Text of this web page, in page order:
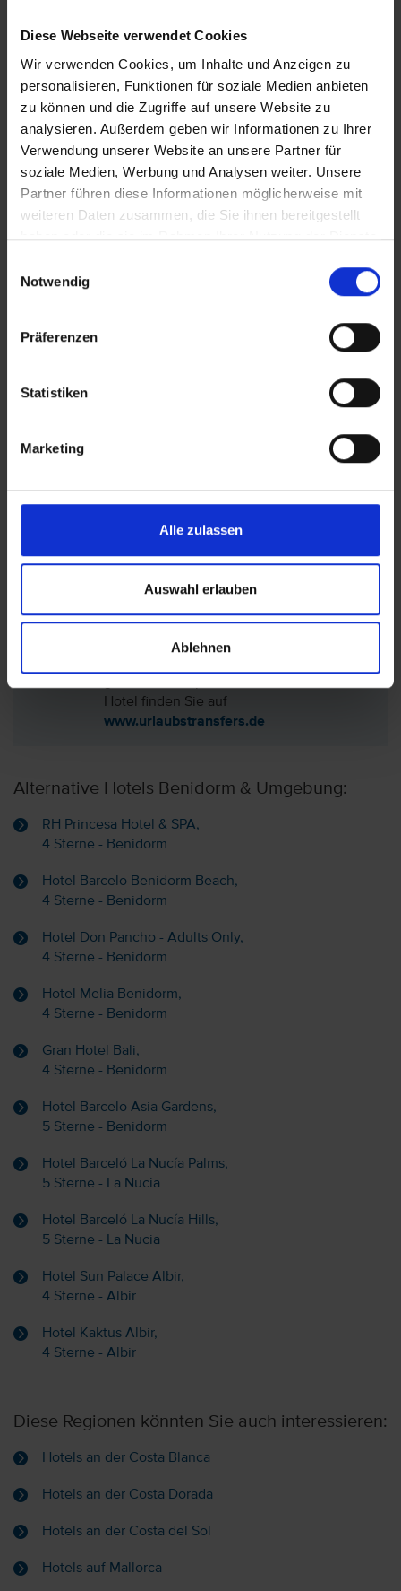
Diese Webseite verwendet Cookies
Wir verwenden Cookies, um Inhalte und Anzeigen zu
personalisieren, Funktionen für soziale Medien anbieten
zu können und die Zugriffe auf unsere Website zu
analysieren. Außerdem geben wir Informationen zu Ihrer
Verwendung unserer Website an unsere Partner für
soziale Medien, Werbung und Analysen weiter. Unsere
Partner führen diese Informationen möglicherweise mit
weiteren Daten zusammen, die Sie ihnen bereitgestellt
haben oder die sie im Rahmen Ihrer Nutzung der Dienste
Notwendig
Präferenzen
Statistiken
Marketing
Alle zulassen
Auswahl erlauben
Ablehnen
Buchungen vorkommen kann, dass der Hotelier einen
Nachweis der Anreise aus einem EU-Land oder der Schweiz
fordert. Sollte ein derartiger Nachweis nicht gelingen, kann
es vorkommen, dass der Hotelier
Nachzahlungsforderungen stellt oder die Buchung nicht
akzeptiert. Bitte beachten Sie, dass die vtours
Hotelbeschreibung für Ihre Buchung relevant ist! Es ist
möglich, dass in Einzelfällen nicht alle Veranstalter
Hotelbeschreibungen ausweisen oder es entscheidende
Unterschiede in den beschriebenen Leistungen gibt. Aug.
2023
Bequem und günstig zu Ihrem Hotel? Buchen
oder unter www.urlaubstransfers.de
Lage: Primavera Park Hotel, Costa Blanca
(Valencia)
Hotel auf der Karte anzeigen
Hotel finden Sie auf
www.urlaubstransfers.de
Alternative Hotels Benidorm & Umgebung:
RH Princesa Hotel & SPA,
4 Sterne - Benidorm
Hotel Barcelo Benidorm Beach,
4 Sterne - Benidorm
Hotel Don Pancho - Adults Only,
4 Sterne - Benidorm
Hotel Melia Benidorm,
4 Sterne - Benidorm
Gran Hotel Bali,
4 Sterne - Benidorm
Hotel Barcelo Asia Gardens,
5 Sterne - Benidorm
Hotel Barceló La Nucía Palms,
5 Sterne - La Nucia
Hotel Barceló La Nucía Hills,
5 Sterne - La Nucia
Hotel Sun Palace Albir,
4 Sterne - Albir
Hotel Kaktus Albir,
4 Sterne - Albir
Diese Regionen könnten Sie auch interessieren:
Hotels an der Costa Blanca
Hotels an der Costa Dorada
Hotels an der Costa del Sol
Hotels auf Mallorca